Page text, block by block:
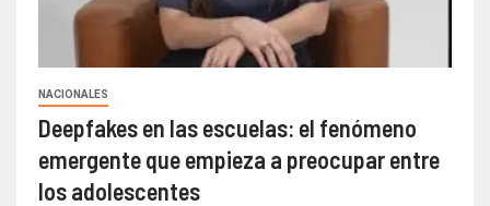
NACIONALES
Deepfakes en las escuelas: el fenómeno
emergente que empieza a preocupar entre
los adolescentes